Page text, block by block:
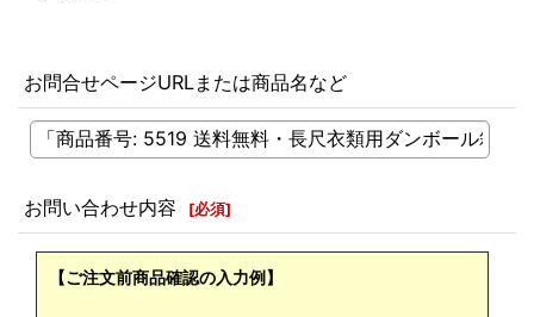
お問合せページURLまたは商品名など
お問い合わせ内容 [必須]
【ご注文前商品確認の入力例】